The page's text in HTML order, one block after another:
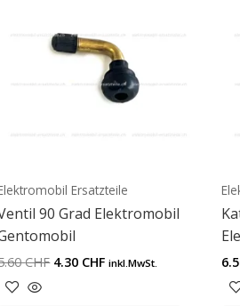
Ersatzteile
90 Grad Elektromobil
CHF 4.30 CHF inkl.MwSt.